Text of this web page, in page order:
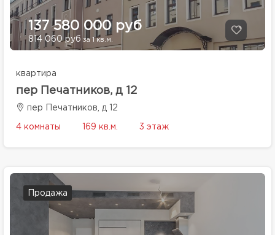
137 580 000 руб
814 060 руб за 1 кв.м.
квартира
пер Печатников, д 12
пер Печатников, д 12
4 комнаты 169 кв.м. 3 этаж
Продажа